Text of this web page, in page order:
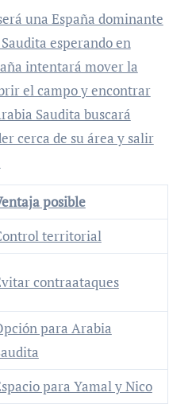
esperando en
intentará mover la
el campo y encontrar
Saudita buscará
cerca de su área y salir
posible
territorial
contraataques
para Arabia
para Yamal y Nico